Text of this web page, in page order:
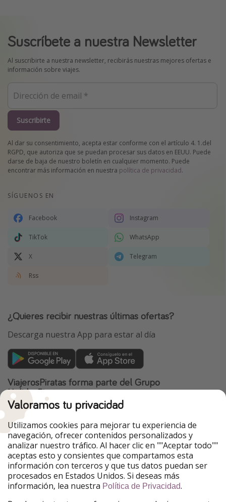
Suscríbete a nuestra Newsletter
Al suscribirte a nuestra newsletter, recibirás nuestras mejores ofertas e
información sobre viajes.
Suscribirte
Al dar su consentimiento, acepta estar conforme con el artículo 4. 1.del
RGPD, que autoriza que se puedan procesar sus datos en EEUU. Puede
darse de baja de nuestro boletín en cualquier momento. Puede
encontrar más información en nuestra política de privacidad.
SÍGUENOS EN
Facebook Instagram
TikTok WhatsApp
X Telegram
Rss
¿Quieres recibir nuestras últimas ofertas?
Descarga nuestra App para estar al día
ViajerosPiratas forma parte del Grupo
HolidayPirates
Nuestros mercados
PiratinViaggio
HolidayPirates
VakantiePiraten
WakacyjniPiraci
VoyagesPirates
Ferienpiraten
Urlaubspiraten
Urlaubspiraten
TravelPirates
Nuestro grupo
HolidayPirates Group
Valoramos tu privacidad
Utilizamos cookies para mejorar tu experiencia de
navegación, ofrecer contenidos personalizados y
analizar nuestro tráfico. Al hacer clic en ""Aceptar todo""
aceptas esto y consientes que compartamos esta
información con terceros y que tus datos puedan ser
procesados en Estados Unidos. Si deseas más
información, lea nuestra Política de Privacidad.